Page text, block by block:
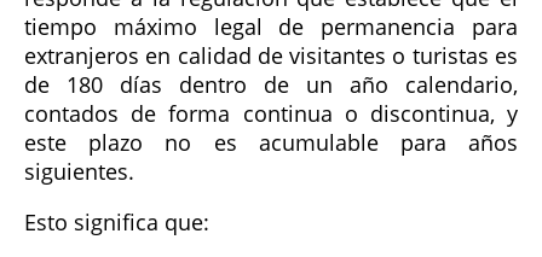
tiempo máximo legal de permanencia para
extranjeros en calidad de visitantes o turistas es
de 180 días dentro de un año calendario,
contados de forma continua o discontinua, y
este plazo no es acumulable para años
siguientes.
Esto significa que: